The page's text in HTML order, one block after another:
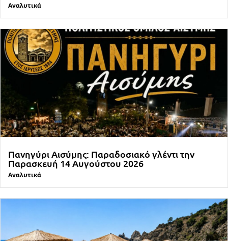
Αναλυτικά
Πανηγύρι Αισύμης: Παραδοσιακό γλέντι την
Παρασκευή 14 Αυγούστου 2026
Αναλυτικά